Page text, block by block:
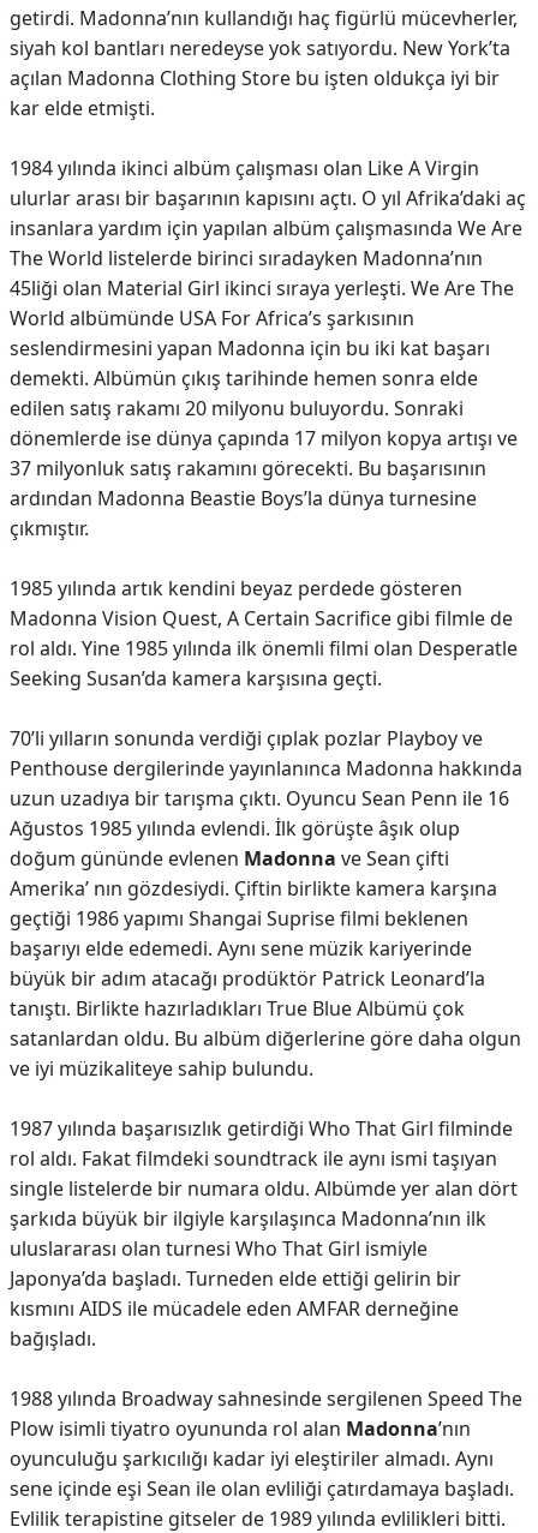
getirdi. Madonna’nın kullandığı haç figürlü mücevherler,
siyah kol bantları neredeyse yok satıyordu. New York’ta
açılan Madonna Clothing Store bu işten oldukça iyi bir
kar elde etmişti.
1984 yılında ikinci albüm çalışması olan Like A Virgin
ulurlar arası bir başarının kapısını açtı. O yıl Afrika’daki aç
insanlara yardım için yapılan albüm çalışmasında We Are
The World listelerde birinci sıradayken Madonna’nın
45liği olan Material Girl ikinci sıraya yerleşti. We Are The
World albümünde USA For Africa’s şarkısının
seslendirmesini yapan Madonna için bu iki kat başarı
demekti. Albümün çıkış tarihinde hemen sonra elde
edilen satış rakamı 20 milyonu buluyordu. Sonraki
dönemlerde ise dünya çapında 17 milyon kopya artışı ve
37 milyonluk satış rakamını görecekti. Bu başarısının
ardından Madonna Beastie Boys’la dünya turnesine
çıkmıştır.
1985 yılında artık kendini beyaz perdede gösteren
Madonna Vision Quest, A Certain Sacrifice gibi filmle de
rol aldı. Yine 1985 yılında ilk önemli filmi olan Desperatle
Seeking Susan’da kamera karşısına geçti.
70’li yılların sonunda verdiği çıplak pozlar Playboy ve
Penthouse dergilerinde yayınlanınca Madonna hakkında
uzun uzadıya bir tarışma çıktı. Oyuncu Sean Penn ile 16
Ağustos 1985 yılında evlendi. İlk görüşte âşık olup
doğum gününde evlenen Madonna ve Sean çifti
Amerika’ nın gözdesiydi. Çiftin birlikte kamera karşına
geçtiği 1986 yapımı Shangai Suprise filmi beklenen
başarıyı elde edemedi. Aynı sene müzik kariyerinde
büyük bir adım atacağı prodüktör Patrick Leonard’la
tanıştı. Birlikte hazırladıkları True Blue Albümü çok
satanlardan oldu. Bu albüm diğerlerine göre daha olgun
ve iyi müzikaliteye sahip bulundu.
1987 yılında başarısızlık getirdiği Who That Girl filminde
rol aldı. Fakat filmdeki soundtrack ile aynı ismi taşıyan
single listelerde bir numara oldu. Albümde yer alan dört
şarkıda büyük bir ilgiyle karşılaşınca Madonna’nın ilk
uluslararası olan turnesi Who That Girl ismiyle
Japonya’da başladı. Turneden elde ettiği gelirin bir
kısmını AIDS ile mücadele eden AMFAR derneğine
bağışladı.
1988 yılında Broadway sahnesinde sergilenen Speed The
Plow isimli tiyatro oyununda rol alan Madonna’nın
oyunculuğu şarkıcılığı kadar iyi eleştiriler almadı. Aynı
sene içinde eşi Sean ile olan evliliği çatırdamaya başladı.
Evlilik terapistine gitseler de 1989 yılında evlilikleri bitti.